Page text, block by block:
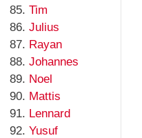
Tim
Julius
Rayan
Johannes
Noel
Mattis
Lennard
Yusuf